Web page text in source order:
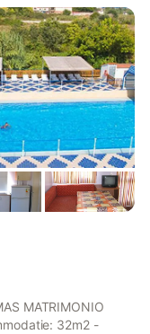
MATRIMONIO
32m2 -